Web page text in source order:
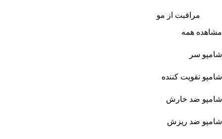
مراقبت از مو
مشاهده همه
شامپو سر
شامپو تقویت کننده
شامپو ضد خارش
شامپو ضد ریزش